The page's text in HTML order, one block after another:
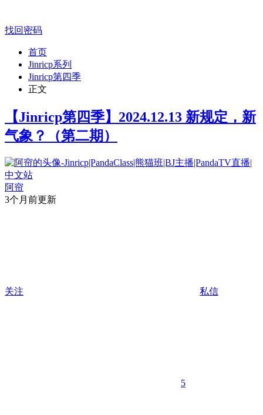
找回密码
首页
Jinricp系列
Jinricp第四季
正文
【Jinricp第四季】2024.12.13 新规定，新
气象？（第二期）
阿帘
3个月前更新
关注 私信
5